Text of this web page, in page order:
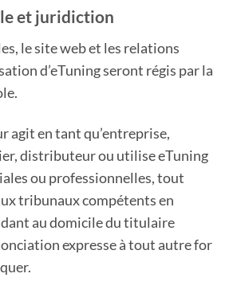
et juridiction
le site web et les relations
d’eTuning seront régis par la
agit en tant qu’entreprise,
distributeur ou utilise eTuning
ou professionnelles, tout
tribunaux compétents en
au domicile du titulaire
expresse à tout autre for